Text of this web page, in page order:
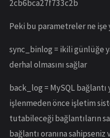
2cb6bca27f733c2b
Peki bu parametreler ne işe
sync_binlog = ikili günlüğe
derhal olmasını sağlar
back_log = MySQL bağlantı
işlenmeden önce işletim
tutabileceği bağlantıların
bağlantı oranına